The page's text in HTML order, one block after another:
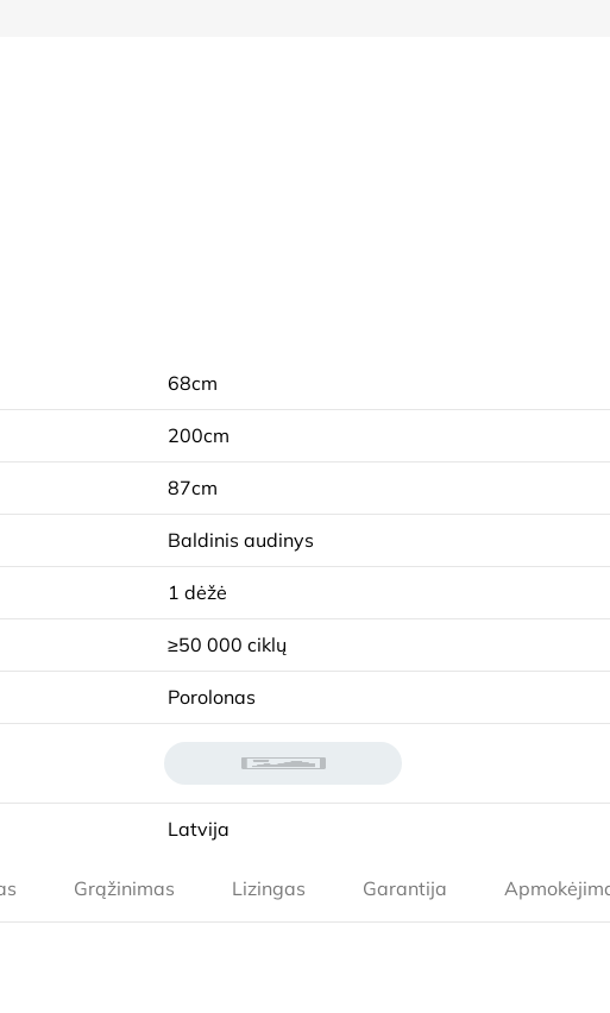
68cm
200cm
87cm
Baldinis audinys
1 dėžė
≥50 000 ciklų
Porolonas
Latvija
Grąžinimas Lizingas Garantija